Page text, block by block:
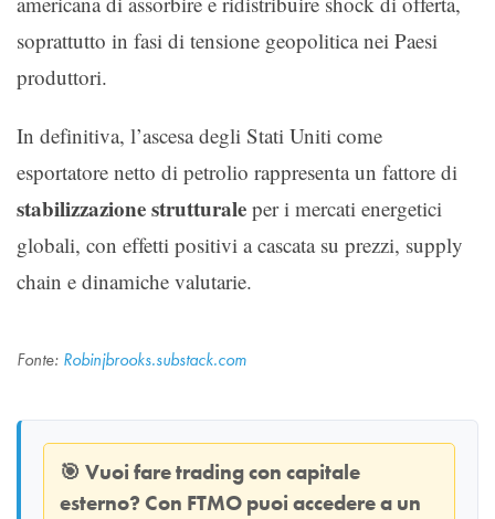
soprattutto in fasi di tensione geopolitica nei Paesi
produttori.
In definitiva, l’ascesa degli Stati Uniti come
esportatore netto di petrolio rappresenta un fattore di
stabilizzazione strutturale per i mercati energetici
globali, con effetti positivi a cascata su prezzi, supply
chain e dinamiche valutarie.
Fonte: Robinjbrooks.substack.com
🎯 Vuoi fare trading con capitale
esterno? Con FTMO puoi accedere a un